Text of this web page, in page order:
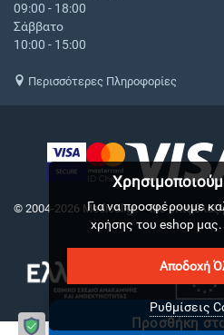
Προσθήκη
09:00 - 18:00
Σάββατο
10:00 - 15:00
Περισσότερες Πληροφορίες
© 2004-2026 Medical.gr. - Με
Για να προσφέρουμε
χρήσης του eshop μας.
Αποδοχή
Ρυθμίσεις